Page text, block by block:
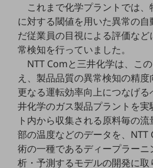
顧客体験（CX）改善
自動化・省電化
人材不足解消
業種・業態で探す
業種・業態で探すTOP
自治体
一次産業
医療・介護
これまで化学プラントでは
に対する閾値を用いた異常の
だ従業員の目視による評価な
常検知を行っていました。
NTT Comと三井化学は、こ
え、製品品質の異常検知の精
更なる運転効率向上につなげ
井化学のガス製品プラントを
ト内から収集される原料毎の
部の温度などのデータを、NTT
術の一種であるディープラー
析・予測するモデルの開発に取